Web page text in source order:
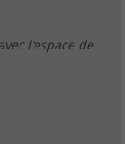
l'espace de